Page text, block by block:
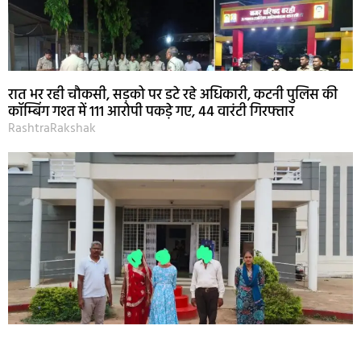
रात भर रही चौकसी, सड़को पर डटे रहे अधिकारी, कटनी पुलिस की
कॉम्बिंग गश्त में 111 आरोपी पकड़े गए, 44 वारंटी गिरफ्तार
RashtraRakshak